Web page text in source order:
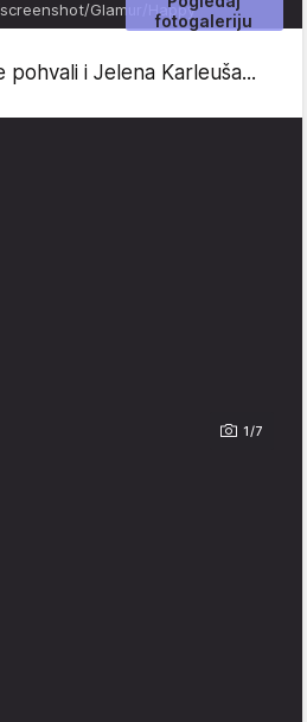
fotogaleriju
Glamur/Happy
pohvali i Jelena Karleuša...
1/7